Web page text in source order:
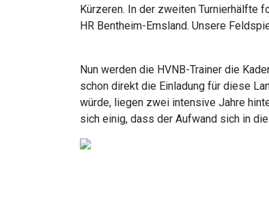
Kürzeren. In der zweiten Turnierhälfte
HR Bentheim-Emsland. Unsere
Nun werden die HVNB-Trainer die
schon direkt die Einladung für diese
würde, liegen zwei intensive Jahre
sich einig, dass der Aufwand sich in